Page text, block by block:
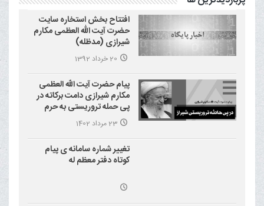
افتتاح بخش استخاره سایت
حضرت آیت الله العظمی مکارم
شیرازی (مدظله)
20 خرداد 1392
پیام حضرت آیت الله العظمی
مکارم شیرازی دامت برکاته در
پی حمله تروریستی به حرم
احمد بن موسی علیه السلام
(شاهچراغ)
23 مرداد 1402
تغییر شماره سامانه ی پیام
کوتاه دفتر معظم له